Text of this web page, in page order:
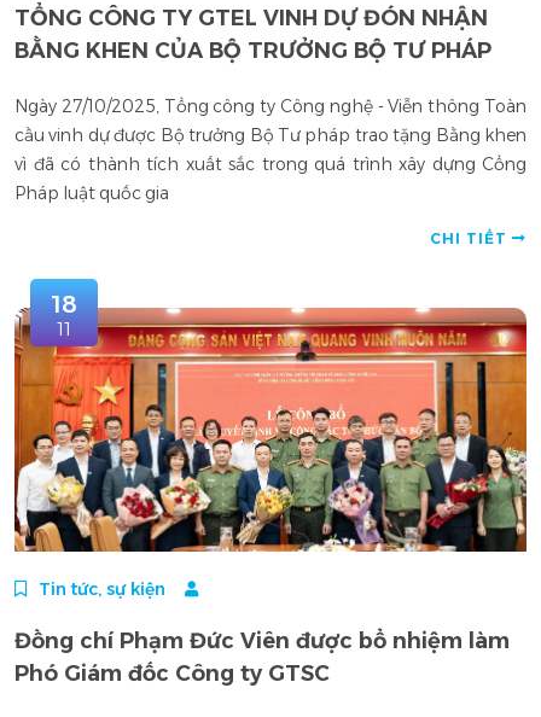
TỔNG CÔNG TY GTEL VINH DỰ ĐÓN NHẬN
BẰNG KHEN CỦA BỘ TRƯỞNG BỘ TƯ PHÁP
Ngày 27/10/2025, Tổng công ty Công nghệ - Viễn thông Toàn
cầu vinh dự được Bộ trưởng Bộ Tư pháp trao tặng Bằng khen
vì đã có thành tích xuất sắc trong quá trình xây dựng Cổng
Pháp luật quốc gia
CHI TIẾT
18
11
Tin tức, sự kiện
Đồng chí Phạm Đức Viên được bổ nhiệm làm
Phó Giám đốc Công ty GTSC